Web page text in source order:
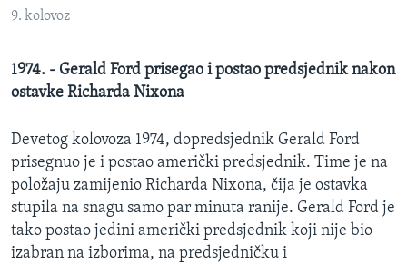
MAGAZIN
Learning English
PRATITE NAS
Jezici
9. kolovoz
1974. - Gerald Ford prisegao i postao predsjednik nakon
ostavke Richarda Nixona
Devetog kolovoza 1974, dopredsjednik Gerald Ford
prisegnuo je i postao američki predsjednik. Time je na
položaju zamijenio Richarda Nixona, čija je ostavka
stupila na snagu samo par minuta ranije. Gerald Ford je
tako postao jedini američki predsjednik koji nije bio
izabran na izborima, na predsjedničku i